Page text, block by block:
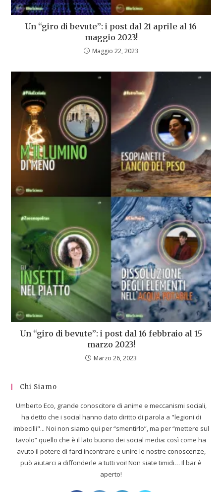
Un “giro di bevute”: i post dal 21 aprile al 16
maggio 2023!
Maggio 22, 2023
Un “giro di bevute”: i post dal 16 febbraio al 15
marzo 2023!
Marzo 26, 2023
Chi Siamo
Umberto Eco, grande conoscitore di anime e meccanismi sociali,
ha detto che i social hanno dato diritto di parola a "legioni di
imbecilli"... Noi non siamo qui per “smentirlo”, ma per “mettere sul
tavolo” quello che è il lato buono dei social media: così come ha
avuto il potere di farci incontrare e unire le nostre conoscenze,
può aiutarci a diffonderle a tutti voi! Non siate timidi… Il bar è
aperto!